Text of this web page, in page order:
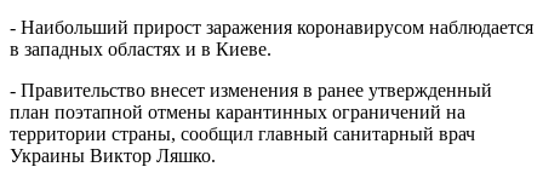
- Наибольший прирост заражения коронавирусом наблюдается
в западных областях и в Киеве.
- Правительство внесет изменения в ранее утвержденный
план поэтапной отмены карантинных ограничений на
территории страны, сообщил главный санитарный врач
Украины Виктор Ляшко.